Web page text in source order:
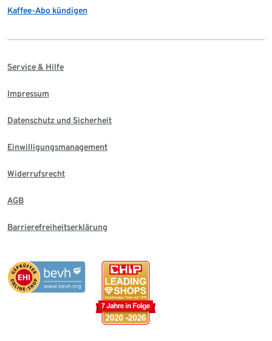
Kaffee-Abo kündigen
Service & Hilfe
Impressum
Datenschutz und Sicherheit
Einwilligungsmanagement
Widerrufsrecht
AGB
Barrierefreiheitserklärung